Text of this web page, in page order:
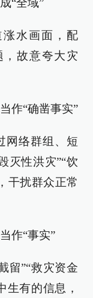
“全域”
水画面，配
，故意夸大灾
作“确凿事实”
网络群组、短
灭性洪灾”“饮
干扰群众正常
作“事实”
留”“救灾资金
生有的信息，